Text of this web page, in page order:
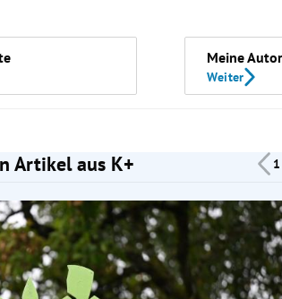
Meine
Weiter
Artikel aus K+